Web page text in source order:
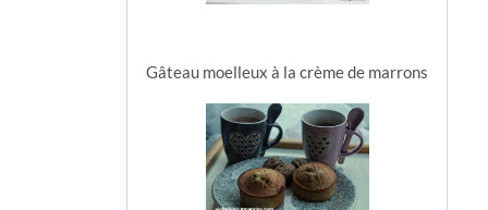
Gâteau moelleux à la crème de marrons